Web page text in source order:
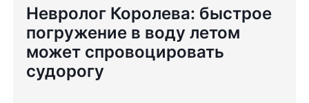
Невролог Королева: быстрое
погружение в воду летом
может спровоцировать
судорогу